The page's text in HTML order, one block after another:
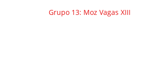
Grupo 13: Moz Vagas XIII